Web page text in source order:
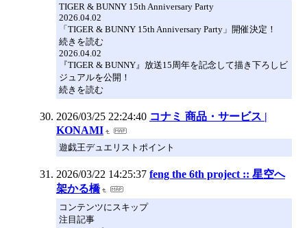
TIGER & BUNNY 15th Anniversary Party
2026.04.02
「TIGER & BUNNY 15th Anniversary Party」開催決定！
続きを読む
2026.04.02
『TIGER & BUNNY』放送15周年を記念して描き下ろしビ
ジュアルを公開！
続きを読む
2026/03/25 22:24:40 コナミ 商品・サービス |
KONAMI
遊戯王デュエリストポイント
2026/03/22 14:25:37 feng the 6th project :: 星空へ
架かる橋
コンテンツにスキップ
注目記事